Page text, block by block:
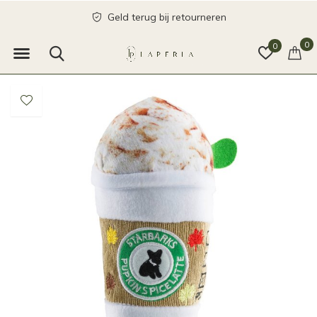
0 0
Geld terug bij retourneren